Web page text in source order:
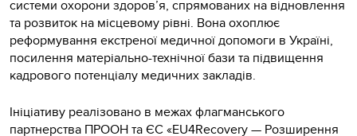
системи охорони здоров’я, спрямованих на відновлення
та розвиток на місцевому рівні. Вона охоплює
реформування екстреної медичної допомоги в Україні,
посилення матеріально-технічної бази та підвищення
кадрового потенціалу медичних закладів.
Ініціативу реалізовано в межах флагманського
партнерства ПРООН та ЄС «EU4Recovery — Розширення